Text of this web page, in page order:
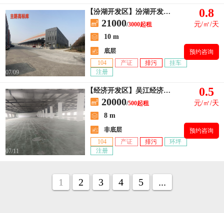
07/09
【汾湖开发区】汾湖开发区来秀路
21000/3000起租
10 m
底层
104
产证 排污
挂车
注册
0.8
元/㎡/天
预约咨询
07/11
【经济开发区】吴江经济开发区庞金路
20000/500起租
8 m
非底层
104
产证 排污
环坪
注册
0.5
元/㎡/天
预约咨询
1 2 3 4 5 ...